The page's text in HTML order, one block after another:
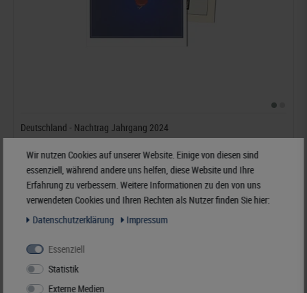
Deutschland - Nachtrag Jahrgang 2024
43,70 €*
Best.Nummer 120B-24-2024
Wir nutzen Cookies auf unserer Website. Einige von diesen sind
essenziell, während andere uns helfen, diese Website und Ihre
Erfahrung zu verbessern. Weitere Informationen zu den von uns
verwendeten Cookies und Ihren Rechten als Nutzer finden Sie hier:
Daten­schutz­erklärung
Impressum
Essenziell
Statistik
Externe Medien